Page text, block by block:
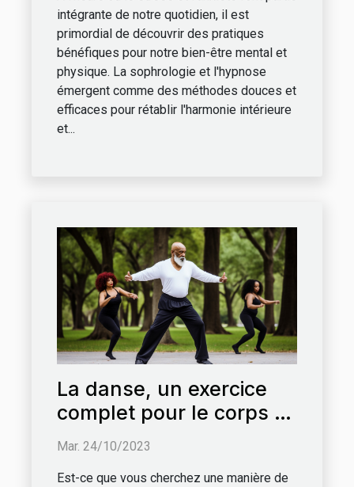
intégrante de notre quotidien, il est
primordial de découvrir des pratiques
bénéfiques pour notre bien-être mental et
physique. La sophrologie et l'hypnose
émergent comme des méthodes douces et
efficaces pour rétablir l'harmonie intérieure
et...
La danse, un exercice
complet pour le corps et
l'esprit
Mar. 24/10/2023
Est-ce que vous cherchez une manière de